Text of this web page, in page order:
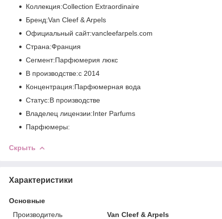
Коллекция:Collection Extraordinaire
Бренд:Van Cleef & Arpels
Официальный сайт:vancleefarpels.com
Страна:Франция
Сегмент:Парфюмерия люкс
В производстве:с 2014
Концентрация:Парфюмерная вода
Статус:В производстве
Владелец лицензии:Inter Parfums
Парфюмеры:
Скрыть
Характеристики
Основные
Производитель
Van Cleef & Arpels